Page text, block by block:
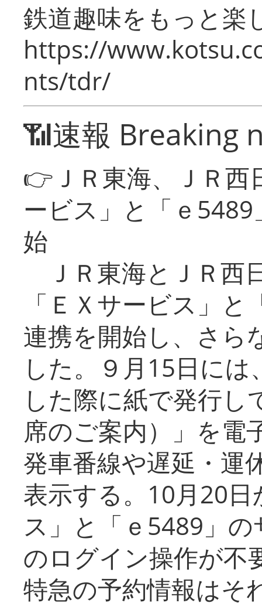
鉄道趣味をもっと楽
https://
nts/tdr/
📶速報 Breaking
👉ＪＲ東海、ＪＲ
ービス」と「ｅ
始
ＪＲ東海とＪＲ西
「ＥＸサービス」
連携を開始し、さら
した。９月15日に
した際に紙で発行し
席のご案内）」を電
発車番線や遅延・運
表示する。10月20
ス」と「ｅ5489」
のログイン操作が不
特急の予約情報はそ